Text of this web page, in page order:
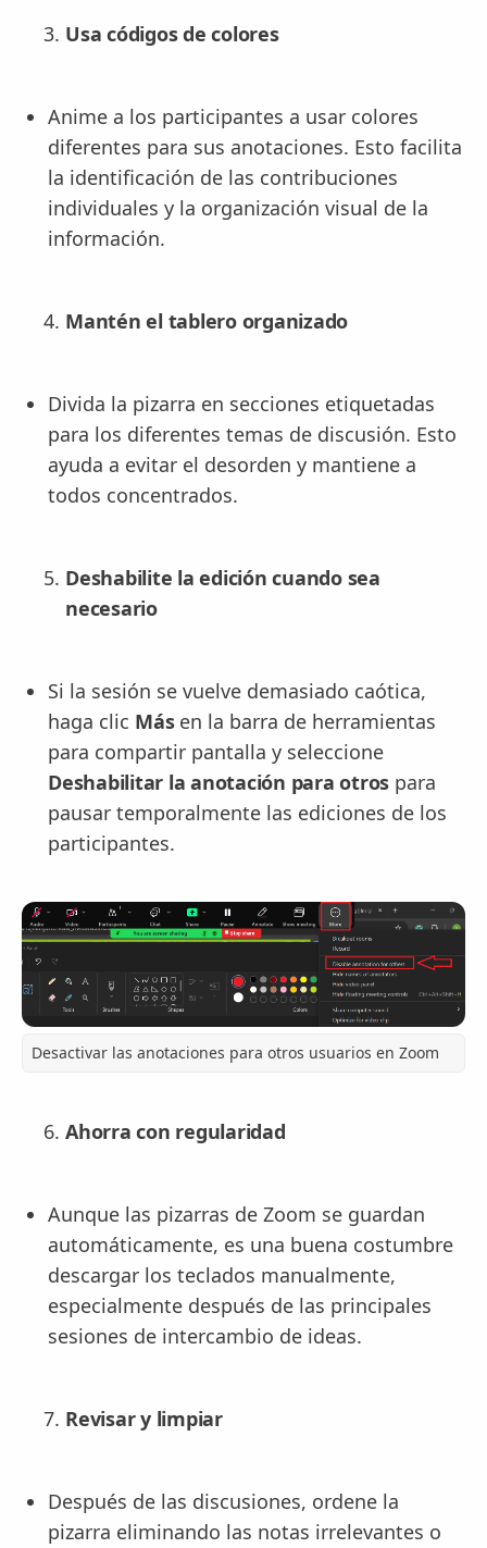
Usa códigos de colores
Anime a los participantes a usar colores
diferentes para sus anotaciones. Esto facilita
la identificación de las contribuciones
individuales y la organización visual de la
información.
Mantén el tablero organizado
Divida la pizarra en secciones etiquetadas
para los diferentes temas de discusión. Esto
ayuda a evitar el desorden y mantiene a
todos concentrados.
Deshabilite la edición cuando sea
necesario
Si la sesión se vuelve demasiado caótica,
haga clic Másen la barra de herramientas
para compartir pantalla y seleccione
Deshabilitar la anotación para otros para
pausar temporalmente las ediciones de los
participantes.
Desactivar las anotaciones para otros usuarios en Zoom
Ahorra con regularidad
Aunque las pizarras de Zoom se guardan
automáticamente, es una buena costumbre
descargar los teclados manualmente,
especialmente después de las principales
sesiones de intercambio de ideas.
Revisar y limpiar
Después de las discusiones, ordene la
pizarra eliminando las notas irrelevantes o